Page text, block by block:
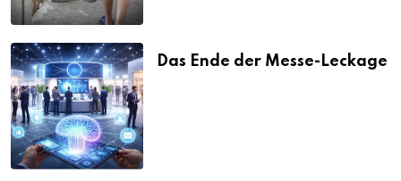
Das Ende der Messe-Leckage